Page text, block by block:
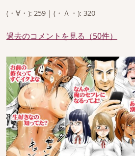
(・∀・): 259 | (・Ａ・): 320
過去のコメントを見る（50件）